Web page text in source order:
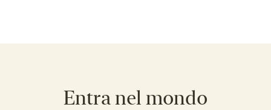
Entra nel mondo